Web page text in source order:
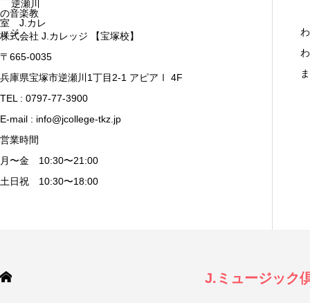
株式会社 J.カレッジ 【宝塚校】
〒665-0035
兵庫県宝塚市逆瀬川1丁目2-1 アピアⅠ 4F
TEL : 0797-77-3900
E-mail : info@jcollege-tkz.jp
営業時間
月〜金 10:30〜21:00
土日祝 10:30〜18:00
J.ミュージック